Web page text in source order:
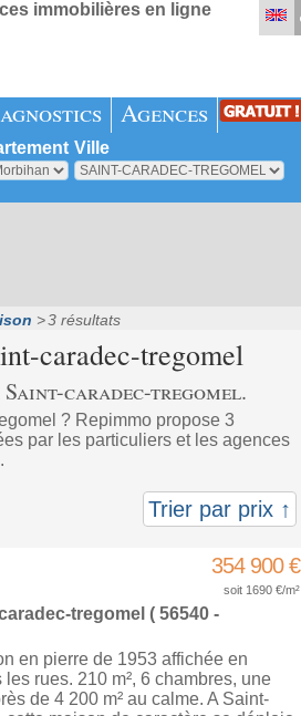
immobilières en ligne
Agences
Ville
3 résultats
caradec-tregomel
Saint-caradec-tregomel.
? Repimmo propose 3
par les particuliers et les agences
.
Trier par prix ↑
354 900 €
soit 1690 €/m²
tregomel ( 56540 -
en pierre de 1953 affichée en
rues. 210 m², 6 chambres, une
de 4 200 m² au calme. A Saint-